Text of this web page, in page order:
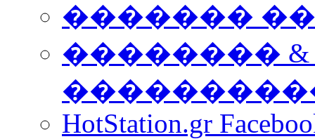
������� ���
��������
HotStation.gr